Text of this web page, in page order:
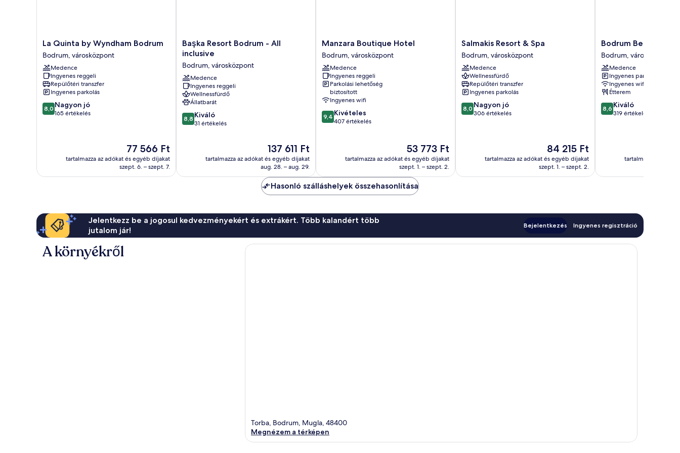
La
Quinta
by
Wyndham
Bodrum
Bodrum,
városközpont
La Quinta by Wyndham Bodrum
Bodrum, városközpont
Medence
Ingyenes reggeli
Repülőtéri transzfer
Ingyenes parkolás
8.0
ennyiből:
értékelés
8,0 Nagyon jó
165 értékelés
Az
ár
77 566 Ft
77 566 Ft
tartalmazza az adókat és egyéb díjakat
szept. 6. – szept. 7.
Başka
Resort
-
All
inclusive
Bodrum,
városközpont
Başka Resort Bodrum - All
inclusive
Bodrum, városközpont
Medence
Ingyenes reggeli
Wellnessfürdő
Állatbarát
8.8
ennyiből:
értékelés
8,8 Kiváló
31 értékelés
Az
ár
137 611 Ft
137 611 Ft
tartalmazza az adókat és egyéb díjakat
aug. 28. – aug. 29.
Manzara
Boutique
Hotel
Bodrum,
városközpont
Manzara Boutique Hotel
Bodrum, városközpont
Medence
Ingyenes reggeli
Parkolási lehetőség
biztosított
Ingyenes wifi
9.4
ennyiből:
értékelés
9,4 Kivételes
407 értékelés
Az
ár
53 773 Ft
53 773 Ft
tartalmazza az adókat és egyéb díjakat
szept. 1. – szept. 2.
Salmakis
Resort
&
Spa
Bodrum,
városközpont
Salmakis Resort & Spa
Bodrum, városközpont
Medence
Wellnessfürdő
Repülőtéri transzfer
Ingyenes parkolás
8.0
ennyiből:
értékelés
8,0 Nagyon jó
306 értékelés
Az
ár
84 215 Ft
84 215 Ft
tartalmazza az adókat és egyéb díjakat
szept. 1. – szept. 2.
Bodrum
Beach
Resort
Bodrum,
városközpont
Bodrum Beach
Bodrum, városközpont
Medence
Ingyenes parkolás
Ingyenes wifi
Étterem
8.6
ennyiből:
8,6 Kiváló
319 értékelés
tartalmazza az
Hasonló szálláshelyek összehasonlítása
Jelentkezz be a jogosul kedvezményekért és extrákért. Több kalandért több
jutalom jár!
Bejelentkezés Ingyenes regisztráció
A környékről
Torba, Bodrum, Mugla, 48400
Megnézem a térképen